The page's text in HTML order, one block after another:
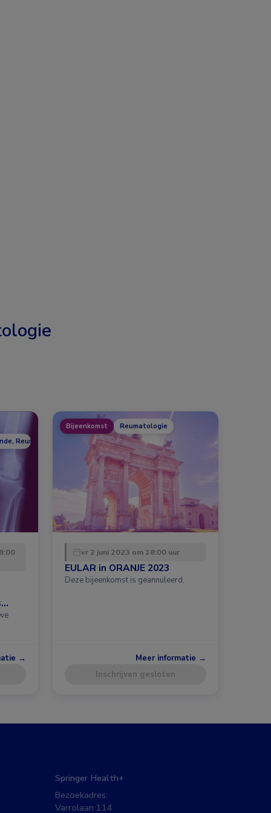
Reumatologie
→
Bijeenkomst Reumatologie
vr 2 juni 2023 om 18:00 uur
EULAR in ORANJE 2023
Deze bijeenkomst is geannuleerd.
Meer informatie →
Inschrijven gesloten
Springer Health+
Bezoekadres:
Varrolaan 114